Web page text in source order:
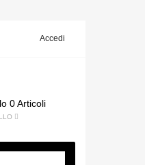
Accedi
0 Articoli